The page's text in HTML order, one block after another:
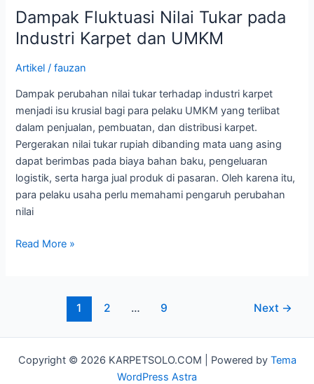
Dampak Fluktuasi Nilai Tukar pada
Industri Karpet dan UMKM
Artikel /fauzan
Dampak perubahan nilai tukar terhadap industri karpet
menjadi isu krusial bagi para pelaku UMKM yang terlibat
dalam penjualan, pembuatan, dan distribusi karpet.
Pergerakan nilai tukar rupiah dibanding mata uang asing
dapat berimbas pada biaya bahan baku, pengeluaran
logistik, serta harga jual produk di pasaran. Oleh karena itu,
para pelaku usaha perlu memahami pengaruh perubahan
nilai
Read More »
1 2 … 9 Next →
Copyright © 2026 KARPETSOLO.COM | Powered by Tema
WordPress Astra